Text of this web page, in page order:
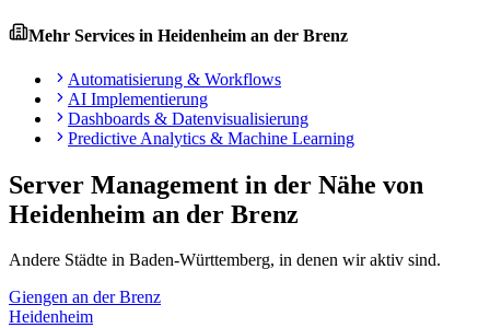
Mehr Services in Heidenheim an der Brenz
Automatisierung & Workflows
AI Implementierung
Dashboards & Datenvisualisierung
Predictive Analytics & Machine Learning
Server Management in der Nähe von
Heidenheim an der Brenz
Andere Städte in Baden-Württemberg, in denen wir aktiv sind.
Giengen an der Brenz
Heidenheim